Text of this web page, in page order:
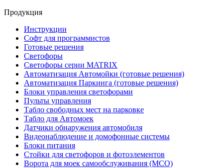
Продукция
Инструкции
Софт для программистов
Готовые решения
Светофоры
Светофоры серии MATRIX
Автоматизация Автомойки (готовые решения)
Автоматизация Паркинга (готовые решения)
Блоки управления светофорами
Пульты управления
Табло свободных мест на парковке
Табло для Автомоек
Датчики обнаружения автомобиля
Видеонаблюдение и домофонные системы
Блоки питания
Стойки для светофоров и фотоэлементов
Ворота для моек самообслуживания (МСО)